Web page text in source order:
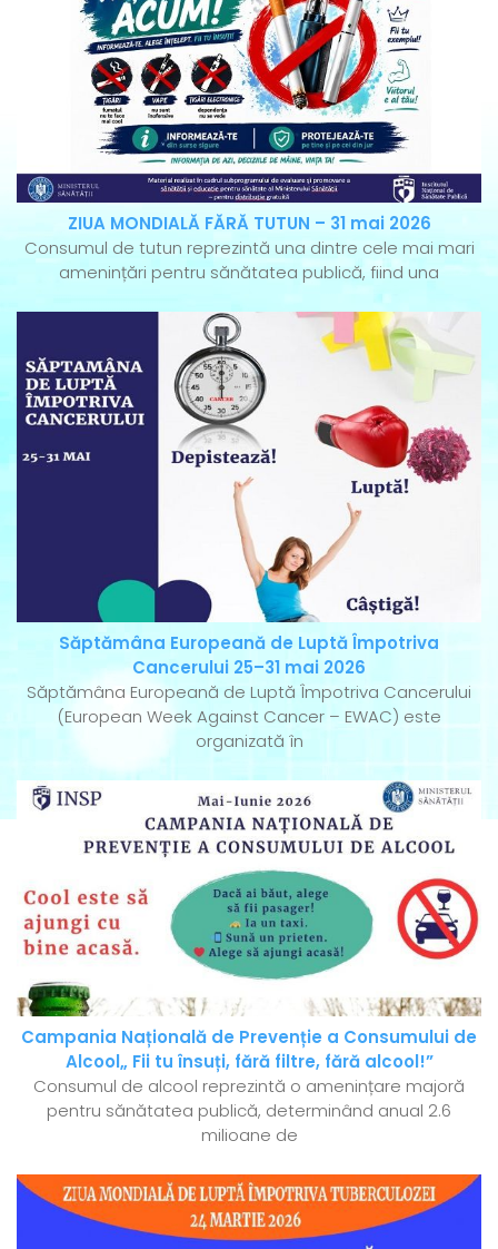
ZIUA MONDIALĂ FĂRĂ TUTUN – 31 mai 2026
Consumul de tutun reprezintă una dintre cele mai mari
amenințări pentru sănătatea publică, fiind una
Săptămâna Europeană de Luptă Împotriva
Cancerului 25–31 mai 2026
Săptămâna Europeană de Luptă Împotriva Cancerului
(European Week Against Cancer – EWAC) este
organizată în
Campania Națională de Prevenție a Consumului de
Alcool„ Fii tu însuți, fără filtre, fără alcool!”
Consumul de alcool reprezintă o amenințare majoră
pentru sănătatea publică, determinând anual 2.6
milioane de